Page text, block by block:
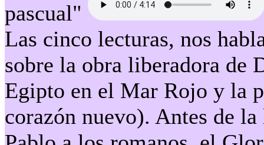
pascual"
Las cinco lecturas, nos
sobre la obra liberadora de
Egipto en el Mar Rojo y la
corazón nuevo). Antes de